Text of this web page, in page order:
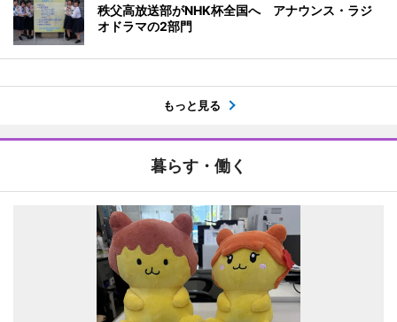
秩父高放送部がNHK杯全国へ アナウンス・ラジ
オドラマの2部門
もっと見る
暮らす・働く